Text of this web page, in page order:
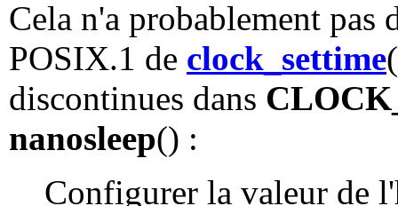
Cela n'a probablement
POSIX.1 de clock_settime
discontinues dans
nanosleep() :
Configurer la valeur de